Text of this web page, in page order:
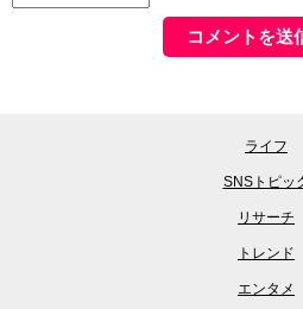
ライフ
SNSトピッ
リサーチ
トレンド
エンタメ